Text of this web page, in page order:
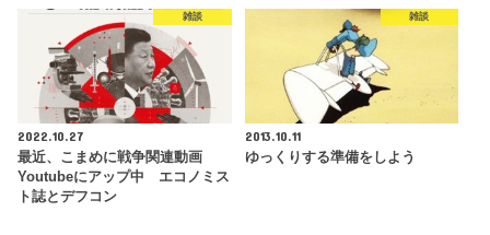
雑談
2022.10.27
最近、こまめに戦争関連動画
Youtubeにアップ中 エコノミス
ト誌とデフコン
雑談
2013.10.11
ゆっくりする準備をしよう